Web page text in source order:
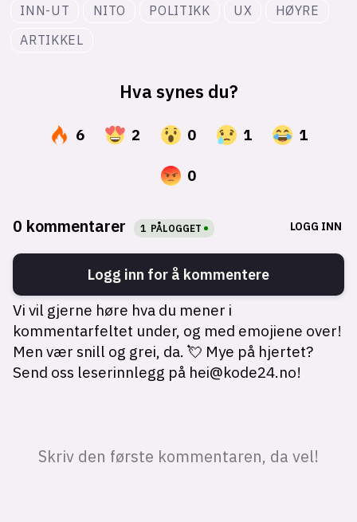
INN-UT NITO POLITIKK UX
HØYRE
ARTIKKEL